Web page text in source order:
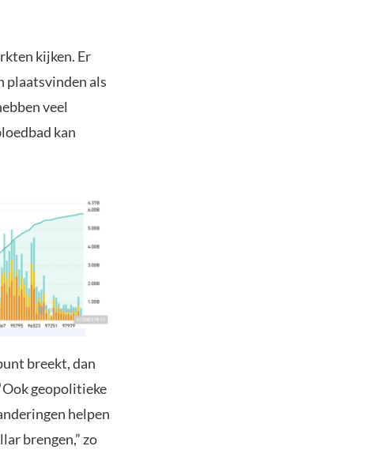
kijken. Er
plaatsvinden als
veel
kan
breekt, dan
geopolitieke
helpen
brengen,” zo